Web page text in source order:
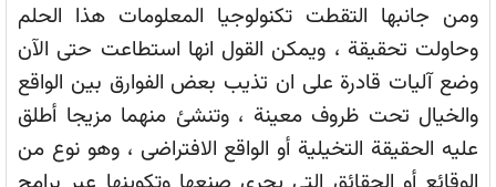
ومن جانبها التقطت تكنولوجيا المعلومات هذا الحلم
وحاولت تحقيقة ، ويمكن القول انها استطاعت حتى الآن
وضع آليات قادرة على ان تذيب بعض الفوارق بين الواقع
والخيال تحت ظروف معينة ، وتنشئ منهما مزيجا أطلق
عليه الحقيقة التخيلية أو الواقع الافتراضى ، وهو نوع من